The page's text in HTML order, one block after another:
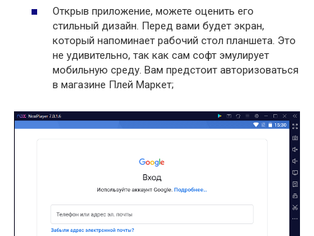
Открыв приложение, можете оценить его
стильный дизайн. Перед вами будет экран,
который напоминает рабочий стол планшета. Это
не удивительно, так как сам софт эмулирует
мобильную среду. Вам предстоит авторизоваться
в магазине Плей Маркет;